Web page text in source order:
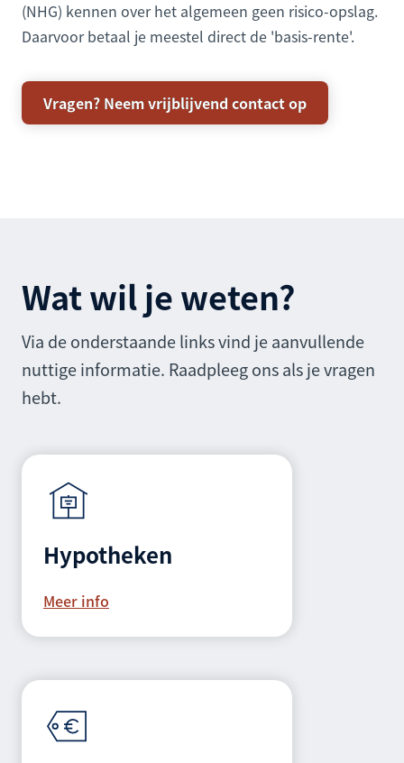
(NHG) kennen over het algemeen geen risico-opslag.
Daarvoor betaal je meestel direct de 'basis-rente'.
Vragen? Neem vrijblijvend contact op
Wat wil je weten?
Via de onderstaande links vind je aanvullende
nuttige informatie. Raadpleeg ons als je vragen
hebt.
Hypotheken
Meer info